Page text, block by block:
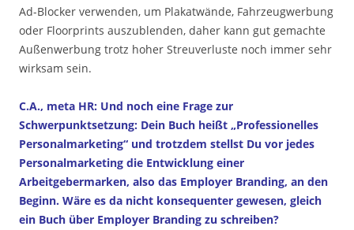
Ad-Blocker verwenden, um Plakatwände, Fahrzeugwerbung
oder Floorprints auszublenden, daher kann gut gemachte
Außenwerbung trotz hoher Streuverluste noch immer sehr
wirksam sein.
C.A., meta HR: Und noch eine Frage zur
Schwerpunktsetzung: Dein Buch heißt „Professionelles
Personalmarketing“ und trotzdem stellst Du vor jedes
Personalmarketing die Entwicklung einer
Arbeitgebermarken, also das Employer Branding, an den
Beginn. Wäre es da nicht konsequenter gewesen, gleich
ein Buch über Employer Branding zu schreiben?